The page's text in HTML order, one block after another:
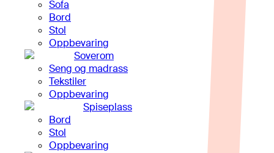
Sofa
Bord
Stol
Oppbevaring
Soverom
Seng og madrass
Tekstiler
Oppbevaring
Spiseplass
Bord
Stol
Oppbevaring